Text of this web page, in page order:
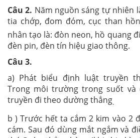
Câu 2. Năm nguồn sáng tự nhiên
tia chớp, đom đóm, cục than
nhân tạo là: đòn neon, hồ quang
đèn pin, đèn tín hiệu giao thông.
Câu 3.
a) Phát biểu định luật truyền
Trong môi trường trong suốt và
truyền đi theo dường thẳng.
b ) Trước hết ta cắm 2 kim vào 2
cám. Sau đó dùng mắt ngắm và